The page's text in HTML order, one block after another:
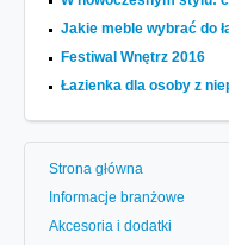
Jakie meble wybrać do
Festiwal Wnętrz 2016
Łazienka dla osoby z
Strona główna
Informacje branżowe
Akcesoria i dodatki